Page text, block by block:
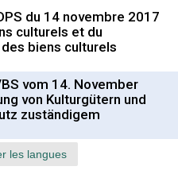
du 14 novembre 2017
culturels et du
biens culturels
vom 14. November
von Kulturgütern und
zuständigem
les langues